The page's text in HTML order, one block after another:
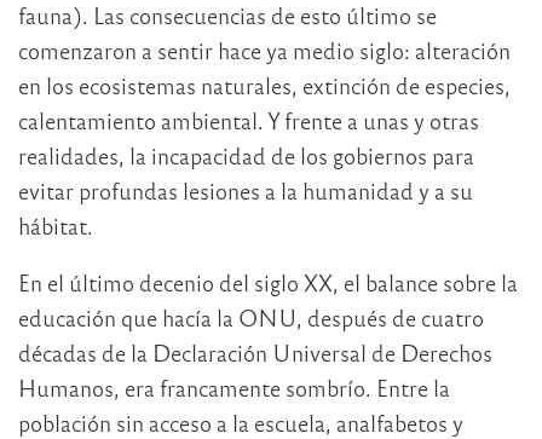
fauna). Las consecuencias de esto último se
comenzaron a sentir hace ya medio siglo: alteración
en los ecosistemas naturales, extinción de especies,
calentamiento ambiental. Y frente a unas y otras
realidades, la incapacidad de los gobiernos para
evitar profundas lesiones a la humanidad y a su
hábitat.
En el último decenio del siglo XX, el balance sobre la
educación que hacía la ONU, después de cuatro
décadas de la Declaración Universal de Derechos
Humanos, era francamente sombrío. Entre la
población sin acceso a la escuela, analfabetos y